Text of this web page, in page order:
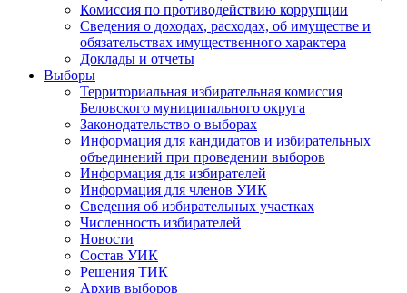
Комиссия по противодействию коррупции
Сведения о доходах, расходах, об имуществе и
обязательствах имущественного характера
Доклады и отчеты
Выборы
Территориальная избирательная комиссия
Беловского муниципального округа
Законодательство о выборах
Информация для кандидатов и избирательных
объединений при проведении выборов
Информация для избирателей
Информация для членов УИК
Сведения об избирательных участках
Численность избирателей
Новости
Состав УИК
Решения ТИК
Архив выборов